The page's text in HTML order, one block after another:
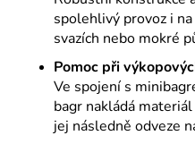
spolehlivý provoz i
svazích nebo mokré
Pomoc při
Ve spojení s
bagr nakládá
jej následně odveze